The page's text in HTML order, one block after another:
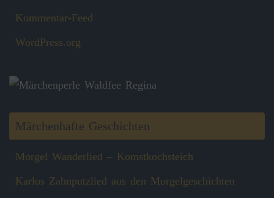
Kommentar-Feed
WordPress.org
Märchenhafte Geschichten
Morgel Wanderlied – Komstkochsteich
Karlos Zahnputzlied aus den Morgelgeschichten